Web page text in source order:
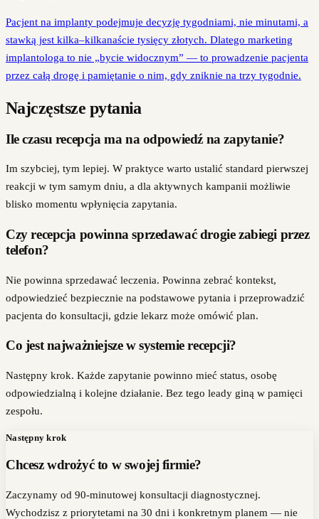
Pacjent na implanty podejmuje decyzję tygodniami, nie minutami, a
stawką jest kilka–kilkanaście tysięcy złotych. Dlatego marketing
implantologa to nie „bycie widocznym” — to prowadzenie pacjenta
przez całą drogę i pamiętanie o nim, gdy zniknie na trzy tygodnie.
Najczęstsze pytania
Ile czasu recepcja ma na odpowiedź na zapytanie?
Im szybciej, tym lepiej. W praktyce warto ustalić standard pierwszej
reakcji w tym samym dniu, a dla aktywnych kampanii możliwie
blisko momentu wpłynięcia zapytania.
Czy recepcja powinna sprzedawać drogie zabiegi przez
telefon?
Nie powinna sprzedawać leczenia. Powinna zebrać kontekst,
odpowiedzieć bezpiecznie na podstawowe pytania i przeprowadzić
pacjenta do konsultacji, gdzie lekarz może omówić plan.
Co jest najważniejsze w systemie recepcji?
Następny krok. Każde zapytanie powinno mieć status, osobę
odpowiedzialną i kolejne działanie. Bez tego leady giną w pamięci
zespołu.
Następny krok
Chcesz wdrożyć to w swojej firmie?
Zaczynamy od 90-minutowej konsultacji diagnostycznej.
Wychodzisz z priorytetami na 30 dni i konkretnym planem — nie